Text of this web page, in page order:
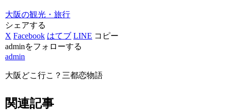
大阪の観光・旅行
シェアする
X Facebook はてブ LINE コピー
adminをフォローする
admin
大阪どこ行こ？三都恋物語
関連記事